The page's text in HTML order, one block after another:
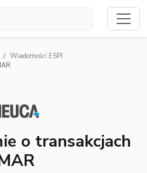
Wiadomości ESPI
o transakcjach